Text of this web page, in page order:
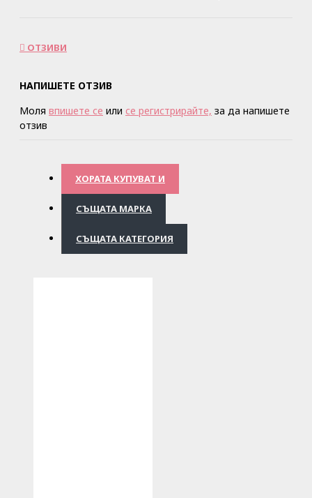
ОТЗИВИ
НАПИШЕТЕ ОТЗИВ
Моля впишете се или се регистрирайте, за да напишете
отзив
ХОРАТА КУПУВАТ И
СЪЩАТА МАРКА
СЪЩАТА КАТЕГОРИЯ